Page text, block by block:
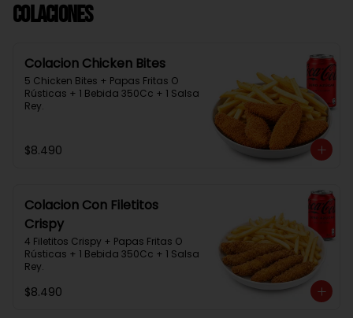
Colaciones
Colacion Chicken Bites
5 Chicken Bites + Papas Fritas O
Rústicas + 1 Bebida 350Cc + 1 Salsa
Rey.
$8.490
Colacion Con Filetitos
Crispy
4 Filetitos Crispy + Papas Fritas O
Rústicas + 1 Bebida 350Cc + 1 Salsa
Rey.
$8.490